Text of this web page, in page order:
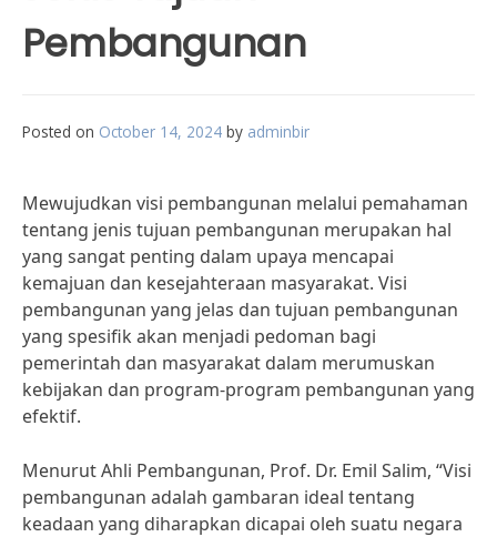
Pembangunan
Posted on October 14, 2024 by adminbir
Mewujudkan visi pembangunan melalui pemahaman
tentang jenis tujuan pembangunan merupakan hal
yang sangat penting dalam upaya mencapai
kemajuan dan kesejahteraan masyarakat. Visi
pembangunan yang jelas dan tujuan pembangunan
yang spesifik akan menjadi pedoman bagi
pemerintah dan masyarakat dalam merumuskan
kebijakan dan program-program pembangunan yang
efektif.
Menurut Ahli Pembangunan, Prof. Dr. Emil Salim, “Visi
pembangunan adalah gambaran ideal tentang
keadaan yang diharapkan dicapai oleh suatu negara